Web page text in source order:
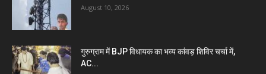
August 10, 2026
गुरुग्राम में BJP विधायक का भव्य कांवड़ शिविर चर्चा में,
AC...